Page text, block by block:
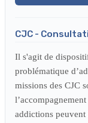
CJC -
Il s'agit de
problématique
missions des CJC
addictions peuvent